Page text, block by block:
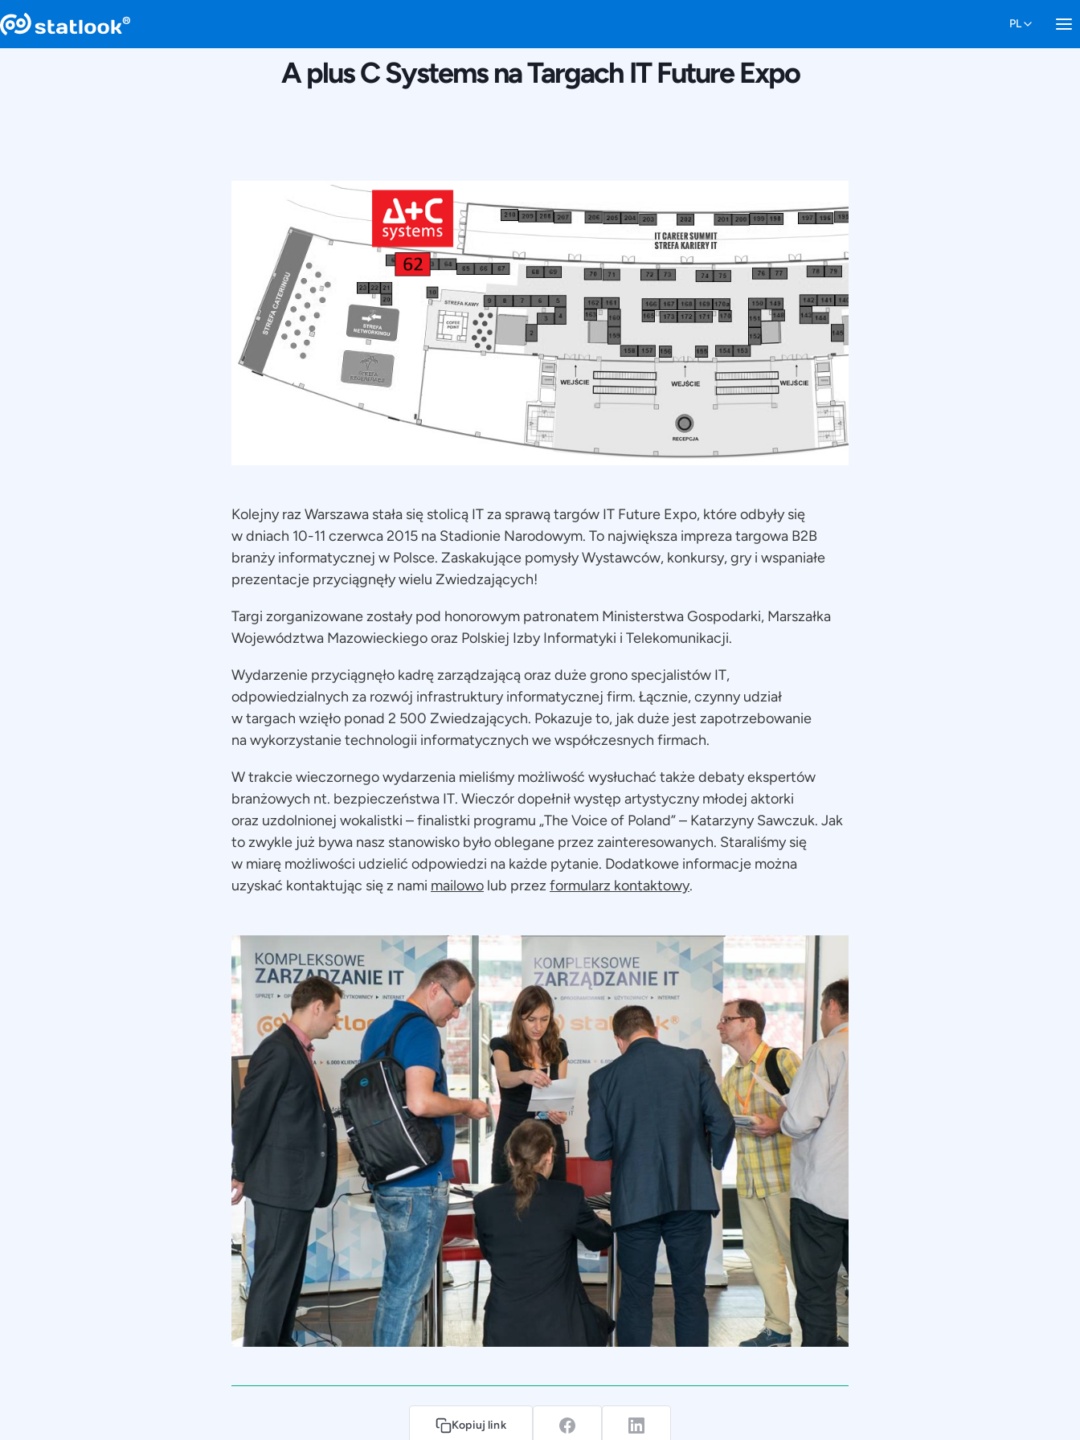
A plus C Systems na Targach IT Future Expo
Kolejny raz Warszawa stała się stolicą IT za sprawą targów IT Future Expo, które odbyły się
w dniach 10-11 czerwca 2015 na Stadionie Narodowym. To największa impreza targowa B2B
branży informatycznej w Polsce. Zaskakujące pomysły Wystawców, konkursy, gry i wspaniałe
prezentacje przyciągnęły wielu Zwiedzających!
Targi zorganizowane zostały pod honorowym patronatem Ministerstwa Gospodarki, Marszałka
Województwa Mazowieckiego oraz Polskiej Izby Informatyki i Telekomunikacji.
Wydarzenie przyciągnęło kadrę zarządzającą oraz duże grono specjalistów IT,
odpowiedzialnych za rozwój infrastruktury informatycznej firm. Łącznie, czynny udział
w targach wzięło ponad 2 500 Zwiedzających. Pokazuje to, jak duże jest zapotrzebowanie
na wykorzystanie technologii informatycznych we współczesnych firmach.
W trakcie wieczornego wydarzenia mieliśmy możliwość wysłuchać także debaty ekspertów
branżowych nt. bezpieczeństwa IT. Wieczór dopełnił występ artystyczny młodej aktorki
oraz uzdolnionej wokalistki – finalistki programu „The Voice of Poland” – Katarzyny Sawczuk. Jak
to zwykle już bywa nasz stanowisko było oblegane przez zainteresowanych. Staraliśmy się
w miarę możliwości udzielić odpowiedzi na każde pytanie. Dodatkowe informacje można
uzyskać kontaktując się z nami mailowo lub przez formularz kontaktowy.
Kopiuj link